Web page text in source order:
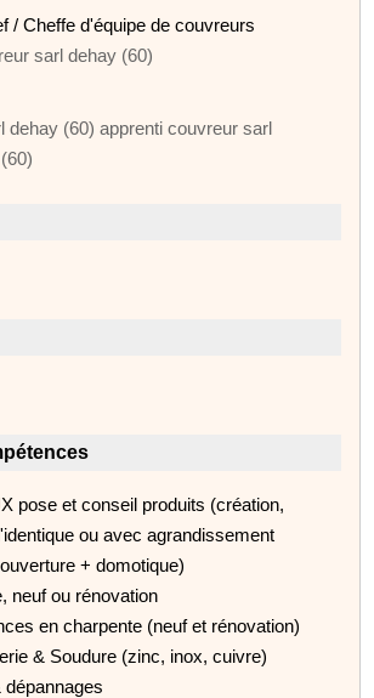
/ Cheffe d'équipe de couvreurs
sarl dehay (60)
dehay (60) apprenti couvreur sarl
pose et conseil produits (création,
ou avec agrandissement
+ domotique)
neuf ou rénovation
en charpente (neuf et rénovation)
& Soudure (zinc, inox, cuivre)
dépannages